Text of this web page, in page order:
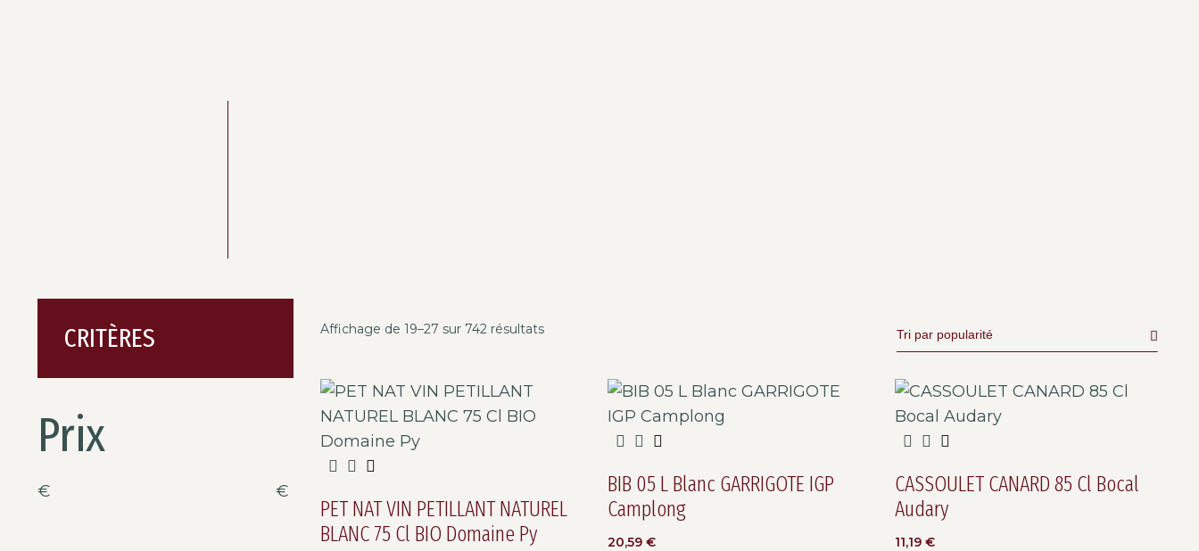
CRITÈRES
Prix
€ €
Affichage de 19–27 sur 742 résultats
PET NAT VIN PETILLANT NATUREL
BLANC 75 Cl BIO Domaine Py
BIB 05 L Blanc GARRIGOTE IGP
Camplong
20,59€
CASSOULET CANARD 85 Cl Bocal
Audary
11,19 €